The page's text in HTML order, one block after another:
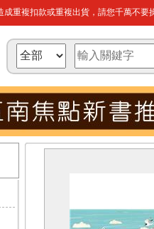
重複扣款或重複出貨，請您千萬不要